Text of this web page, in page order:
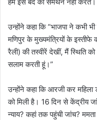
उन्होंने कहा कि “भाजपा ने कभी
मणिपुर के मुख्यमंत्रियों के इस्तीफे
रैली) की तस्वीरें देखीं, मैं स्थिति
सलाम करती हूं।”
उन्होंने कहा कि आरजी कर महिला
को मिली है। 16 दिन से केंद्रीय
न्याय? कहां तक पहुंची जांच?